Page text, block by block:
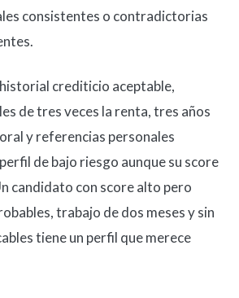
consistentes o contradictorias
crediticio aceptable,
de tres veces la renta, tres años
y referencias personales
de bajo riesgo aunque su score
candidato con score alto pero
trabajo de dos meses y sin
tiene un perfil que merece